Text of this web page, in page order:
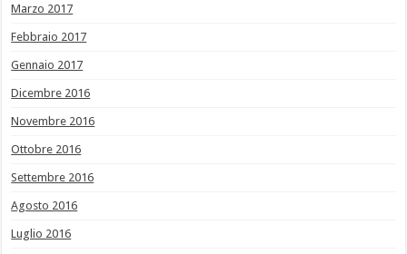
Marzo 2017
Febbraio 2017
Gennaio 2017
Dicembre 2016
Novembre 2016
Ottobre 2016
Settembre 2016
Agosto 2016
Luglio 2016